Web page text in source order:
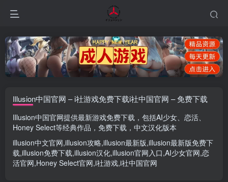
Illusion中国官网 – i社游戏免费下载i社中国官网 – 免费下载
Illusion中国官网提供最新游戏免费下载，包括AI少女、 恋活、
Honey Select等经典作品，免费下载，中文汉化版本
illusion中文官网,illusion攻略,illusion最新版,illusion最新版免费下
载,illusion免费下载,illusion汉化,illusion官网入口,AI少女官网,恋
活官网,Honey Select官网,i社游戏,i社中国官网